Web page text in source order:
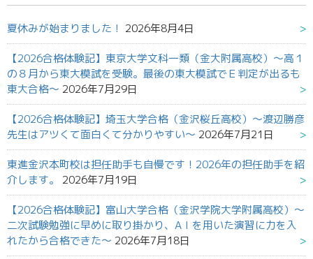
夏休みが始まりました！ 2026年8月4日
【2026合格体験記】東京大学文科一類（金大附属高校）～高１
の８月から東大模試を受験。最後の東大模試でＥ判定が出るも
東大合格～ 2026年7月29日
【2026合格体験記】埼玉大学合格（金沢桜丘高校）～渡辺勝彦
先生はアツくて面白くて分かりやすい～ 2026年7月21日
東進金沢本町校は担任助手も自慢です！2026年の担任助手を紹
介します。
2026年7月19日
【2026合格体験記】富山大学合格（金沢学院大学附属高校）～
二次試験勉強に早めに取り掛かり、AＩを用いた演習に力を入
れたから合格できた～ 2026年7月18日